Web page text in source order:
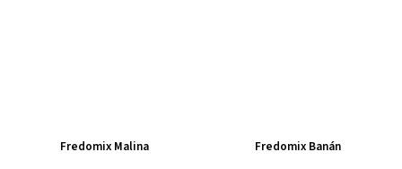
Fredomix Malina Fredomix Banán